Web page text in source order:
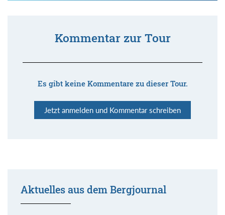
Kommentar zur Tour
Es gibt keine Kommentare zu dieser Tour.
Jetzt anmelden und Kommentar schreiben
Aktuelles aus dem Bergjournal